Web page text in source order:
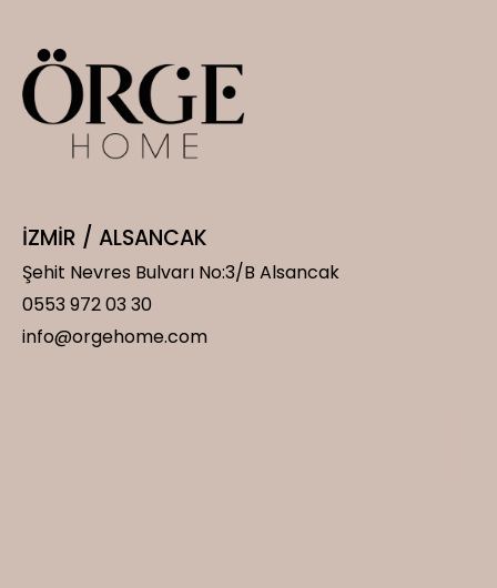
İZMİR / ALSANCAK
Şehit Nevres Bulvarı No:3/B Alsancak
0553 972 03 30
info@orgehome.com